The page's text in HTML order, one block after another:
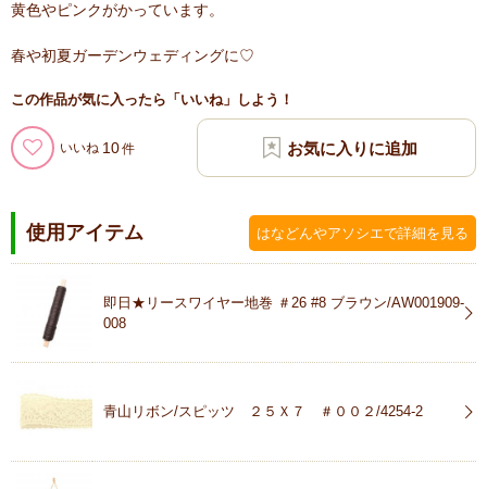
黄色やピンクがかっています。
春や初夏ガーデンウェディングに♡
この作品が気に入ったら「いいね」しよう！
いいね 10
使用アイテム はなどんやアソシエで詳細を見る
即日★リースワイヤー地巻 ＃26 #8 ブラウン/AW001909-
008
青山リボン/スピッツ ２５Ｘ７ ＃００２/4254-2